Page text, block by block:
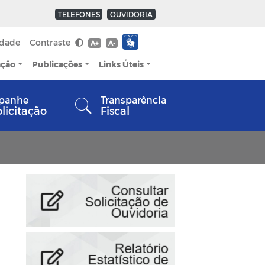
TELEFONES OUVIDORIA
Contraste A+ A-
Publicações Links Úteis
Transparência
Fiscal